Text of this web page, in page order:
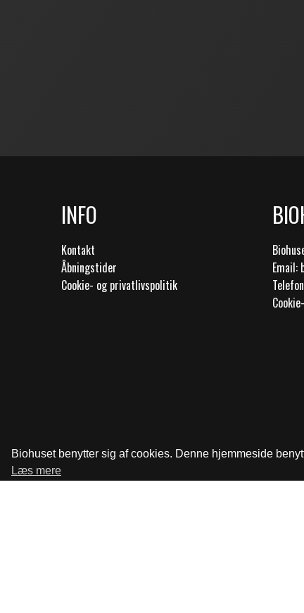
Biohuset benytter sig af cookies. Denne hjemmeside
Læs mere
INFO
Kontakt
Åbningstider
Cookie- og privatlivspolitik
Email: